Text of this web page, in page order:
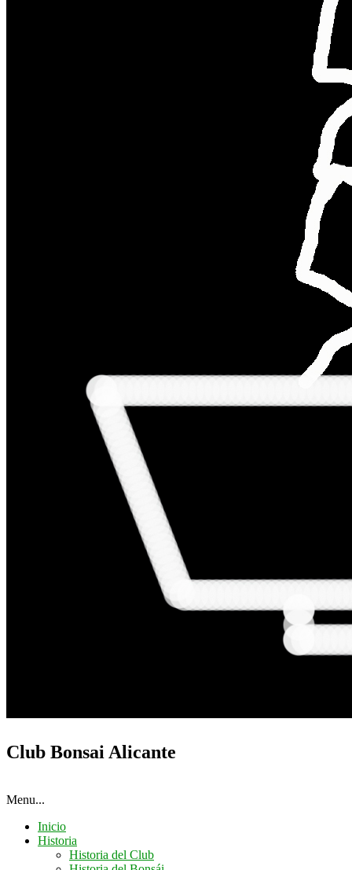
Club Bonsai Alicante
Menu...
Inicio
Historia
Historia del Club